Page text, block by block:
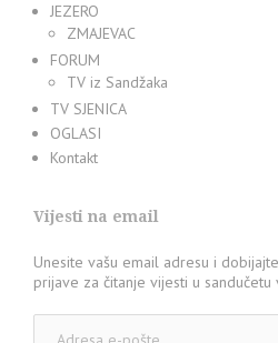
JEZERO
ZMAJEVAC
FORUM
TV iz Sandžaka
TV SJENICA
OGLASI
Kontakt
Vijesti na email
Unesite vašu email adresu i
prijave za čitanje vijesti u sandučetu